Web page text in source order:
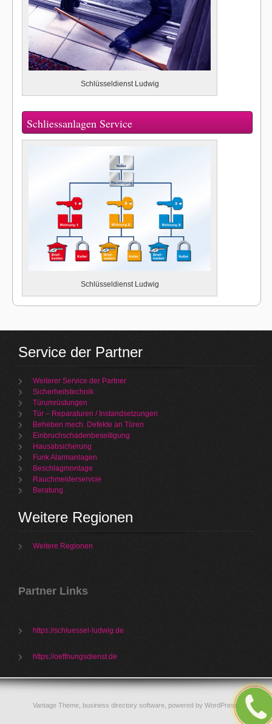
Schlüsseldienst Ludwig
Schliessanlagen Service
Schlüsseldienst Ludwig
Service der Partner
Weiterer Service der Partner
Sicherheitstechnik
Türumrüstungen
Tür – Reparaturen / Instandsetzungen
Beheben mech. Defekte an Türen
Einbruchschadenbeseitigung
Hausabsicherung
Funk Alarmanlagen
Beschlagmontage
Rauchmelderservcie
Beratung
Weitere Regionen
Weitere Regionen
Partner Links
https://schluessel-ludwig.de
https://oeffnungsdienst.de
Vantage Theme, business directory software, powered by WordPress